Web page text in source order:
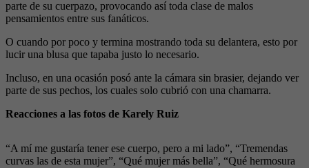
parte de su cuerpazo, provocando así toda clase de malos
pensamientos entre sus fanáticos.
O cuando por poco y termina mostrando toda su delantera, esto por
lucir una blusa que tapaba justo lo necesario.
Incluso, en una ocasión posó ante la cámara sin brasier, dejando ver
parte de sus pechos, los cuales solo cubrió con una chamarra.
Reacciones a las fotos de Karely Ruiz
“A mí me gustaría tener ese cuerpo, pero a mi lado”, “Tremendas
curvas las de esta mujer”, “Qué mujer más bella”, “Qué hermosura